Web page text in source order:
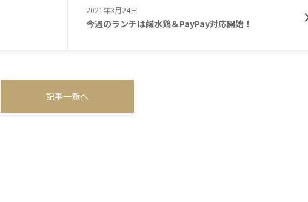
2021年3月24日
今週のランチは鹹水鶏＆PayPay対応開始！
記事一覧へ